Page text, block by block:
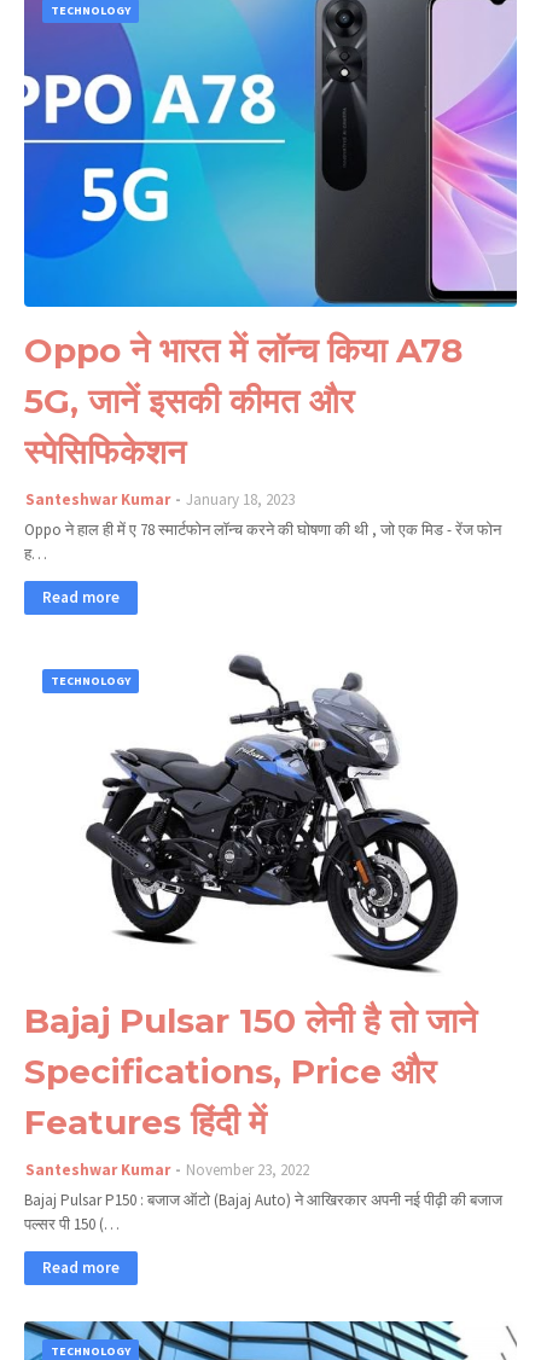
TECHNOLOGY
Oppo ने भारत में लॉन्च किया A78
5G, जानें इसकी कीमत और
स्पेसिफिकेशन
Santeshwar Kumar
January 18, 2023
Oppo ने हाल ही में ए 78 स्मार्टफोन लॉन्च करने की घोषणा की थी , जो एक मिड - रेंज फोन
ह…
Read more
TECHNOLOGY
Bajaj Pulsar 150 लेनी है तो जाने
Specifications, Price और
Features हिंदी में
Santeshwar Kumar
November 23, 2022
Bajaj Pulsar P150 : बजाज ऑटो (Bajaj Auto) ने आखिरकार अपनी नई पीढ़ी की बजाज
पल्सर पी 150 (…
Read more
TECHNOLOGY